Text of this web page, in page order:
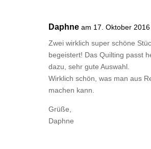
Daphne am 17. Oktober
Zwei wirklich super schöne
begeistert! Das Quilting passt
dazu, sehr gute Auswahl.
Wirklich schön, was man aus
machen kann.
Grüße,
Daphne